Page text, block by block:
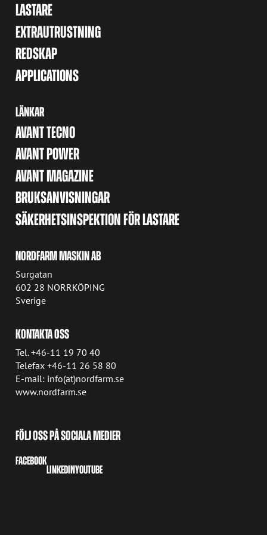
LASTARE
EXTRAUTRUSTNING
REDSKAP
APPLICATIONS
LÄNKAR
AVANT TECNO
AVANT POWER
AVANT MAGAZINE
BRUKSANVISNINGAR
SÄKERHETSINSPEKTION FÖR LASTARE
NORDFARM MASKIN AB
Surgatan
602 28 NORRKÖPING
Sverige
KONTAKTA OSS
Tel. +46-11 19 70 40
Telefax +46-11 26 58 80
E-mail: info(at)nordfarm.se
www.nordfarm.se
FÖLJ OSS PÅ SOCIALA MEDIER
FACEBOOK
LINKEDINYOUTUBE